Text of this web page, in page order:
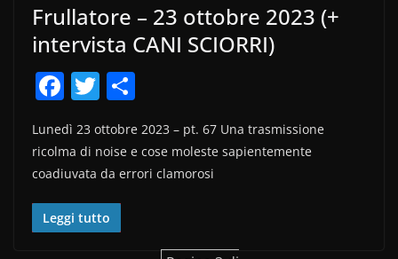
Frullatore – 23 ottobre 2023 (+
intervista CANI SCIORRI)
F
a
c
e
b
o
T
w
itt
er
n
di
Lunedì 23 ottobre 2023 – pt. 67 Una trasmissione
ricolma di noise e cose moleste sapientemente
coadiuvata da errori clamorosi
Leggi tutto